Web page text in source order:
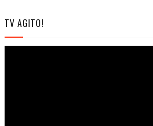
TV AGITO!